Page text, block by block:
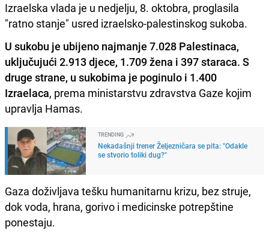
Izraelska vlada je u nedjelju, 8. oktobra, proglasila
"ratno stanje" usred izraelsko-palestinskog sukoba.
U sukobu je ubijeno najmanje 7.028 Palestinaca,
uključujući 2.913 djece, 1.709 žena i 397 staraca. S
druge strane, u sukobima je poginulo i 1.400
Izraelaca, prema ministarstvu zdravstva Gaze kojim
upravlja Hamas.
TRENDING
Nekadašnji trener Željezničara se pita: "Odakle
se stvorio toliki dug?"
Gaza doživljava tešku humanitarnu krizu, bez struje,
dok voda, hrana, gorivo i medicinske potrepštine
ponestaju.